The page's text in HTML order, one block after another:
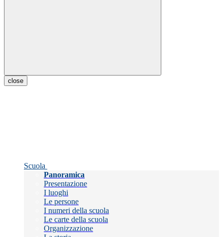
close
Scuola
Panoramica
Presentazione
I luoghi
Le persone
I numeri della scuola
Le carte della scuola
Organizzazione